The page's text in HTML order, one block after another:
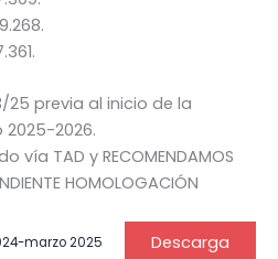
25 previa al inicio de la
2026.
TAD y RECOMENDAMOS
HOMOLOGACIÓN
marzo 2025 Descarga